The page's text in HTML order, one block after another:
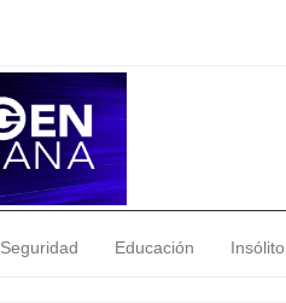
Seguridad Educación Insólito